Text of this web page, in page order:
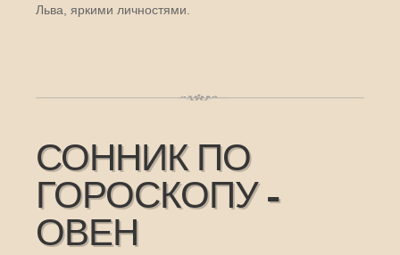
Льва, яркими личностями.
СОННИК ПО
ГОРОСКОПУ -
ОВЕН